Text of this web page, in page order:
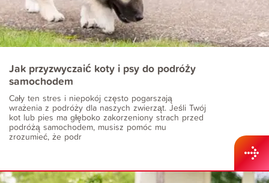
Jak przyzwyczaić koty i psy do podróży
samochodem
Cały ten stres i niepokój często pogarszają
wrażenia z podróży dla naszych zwierząt. Jeśli Twój
kot lub pies ma głęboko zakorzeniony strach przed
podróżą samochodem, musisz pomóc mu
zrozumieć, że podr